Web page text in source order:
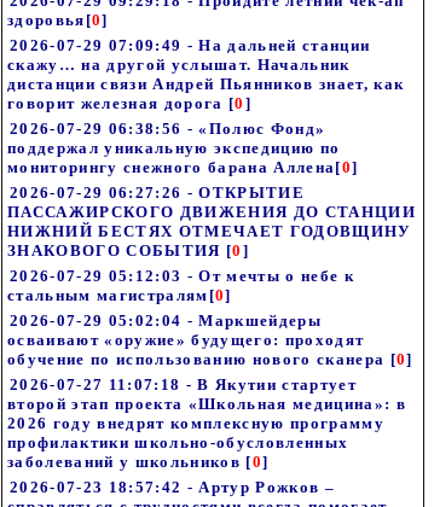
здоровья [0]
2026-07-29 07:09:49 - На дальней станции
скажу… на другой услышат. Начальник
дистанции связи Андрей Пьянников знает, как
говорит железная дорога [0 ]
2026-07-29 06:38:56 - «Полюс Фонд»
поддержал уникальную экспедицию по
мониторингу снежного барана Аллена[0]
2026-07-29 06:27:26 - ОТКРЫТИЕ
ПАССАЖИРСКОГО ДВИЖЕНИЯ ДО СТАНЦИИ
НИЖНИЙ БЕСТЯХ ОТМЕЧАЕТ ГОДОВЩИНУ
ЗНАКОВОГО СОБЫТИЯ [0 ]
2026-07-29 05:12:03 - От мечты о небе к
стальным магистралям [0]
2026-07-29 05:02:04 - Маркшейдеры
осваивают «оружие» будущего: проходят
обучение по использованию нового сканера [0]
2026-07-27 11:07:18 - В Якутии стартует
второй этап проекта «Школьная медицина»: в
2026 году внедрят комплексную программу
профилактики школьно-обусловленных
заболеваний у школьников [0]
2026-07-23 18:57:42 - Артур Рожков –